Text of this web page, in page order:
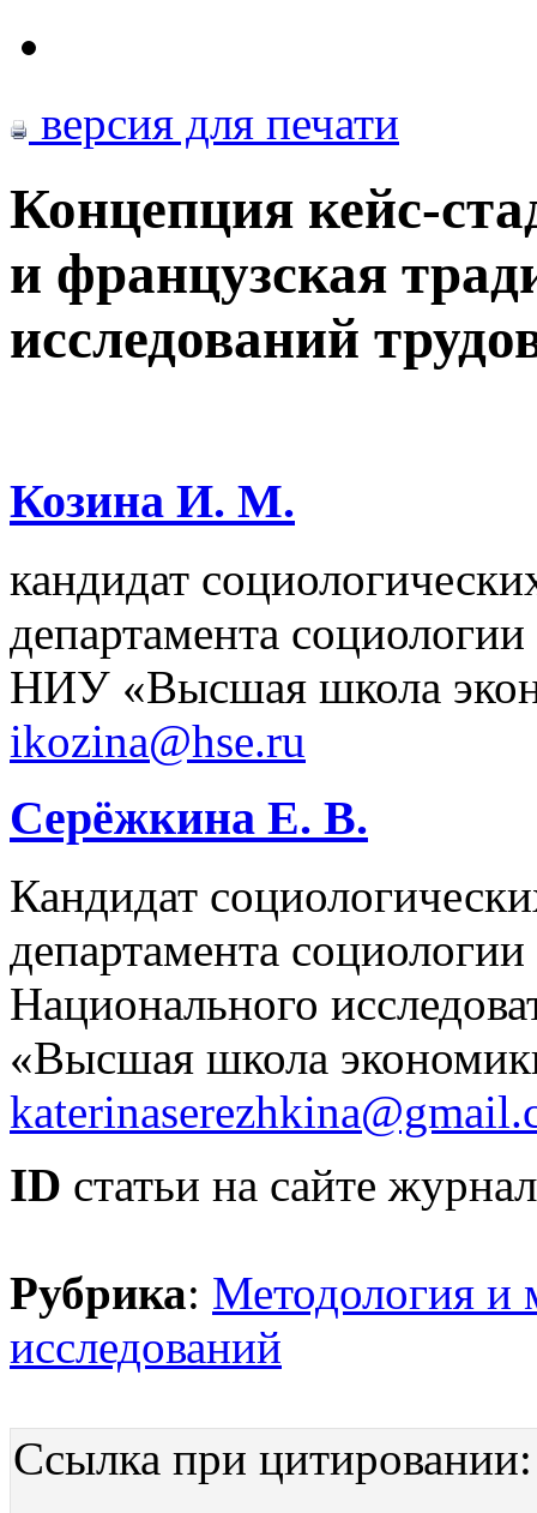
версия для печати
Концепция кейс-
и французская
исследований
Козина И. М.
кандидат
департамента
НИУ «Высшая школа
ikozina@hse.ru
Серёжкина Е. В.
Кандидат
департамента
Национального
«Высшая школа
ID статьи на сайте
Рубрика: Методология и
исследований
Ссылка при цитировании: